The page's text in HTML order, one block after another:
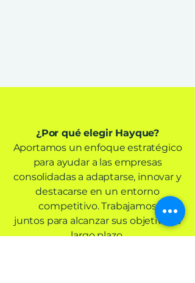
¿Por qué elegir Hayque?
Aportamos un enfoque estratégico
para ayudar a las empresas
consolidadas a adaptarse, innovar y
destacarse en un entorno
competitivo. Trabajamos
juntos para alcanzar sus objetivos a
largo plazo.